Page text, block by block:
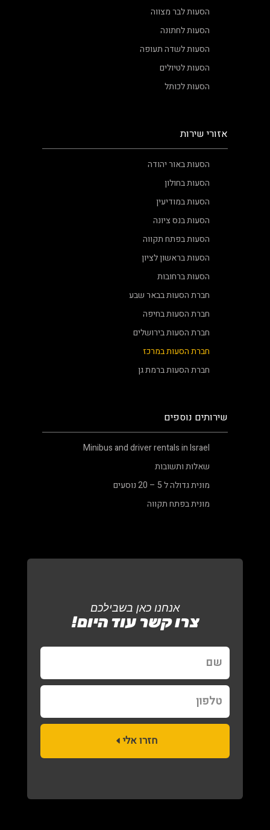
הסעות לבר מצווה
הסעות לחתונה
הסעות לשדה תעופה
הסעות לטיולים
הסעות לכותל
אזורי שירות
הסעות באור יהודה
הסעות בחולון
הסעות במודיעין
הסעות בנס ציונה
הסעות בפתח תקווה
הסעות בראשון לציון
הסעות ברחובות
חברת הסעות בבאר שבע
חברת הסעות בחיפה
חברת הסעות בירושלים
חברת הסעות במרכז
חברת הסעות ברמת גן
שירותים נוספים
Minibus and driver rentals in Israel
שאלות ותשובות
מונית גדולה ל 5 – 20 נוסעים
מונית בפתח תקווה
אנחנו כאן בשבילכם
צרו קשר עוד היום!
שם
טלפון
חזרו אלי